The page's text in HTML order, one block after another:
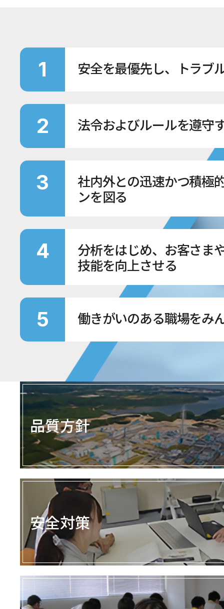
1 安全を最優先し、トラブ
2 法令およびルールを遵守
3
社内外との迅速かつ積極
ンを図る
4
分析をはじめ、お客さま
技能を向上させる
5 働きがいのある職場をみ
品質方針
安全対策